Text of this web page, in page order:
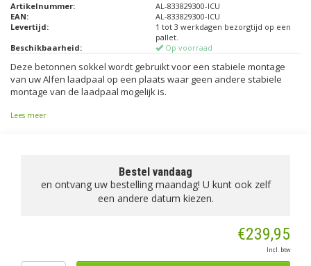
Artikelnummer:
AL-833829300-ICU
EAN:
AL-833829300-ICU
Levertijd:
1 tot 3 werkdagen bezorgtijd op een
pallet.
Beschikbaarheid:
Op voorraad
Deze betonnen sokkel wordt gebruikt voor een stabiele montage
van uw Alfen laadpaal op een plaats waar geen andere stabiele
montage van de laadpaal mogelijk is.
Lees meer
Bestel vandaag
en ontvang uw bestelling maandag! U kunt ook zelf
een andere datum kiezen.
€239,95
Incl. btw